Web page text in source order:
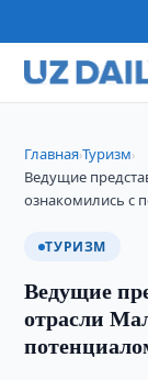
Главная›Туризм›
Ведущие
ознакомились с
ТУРИЗМ
Ведущие
отрасли